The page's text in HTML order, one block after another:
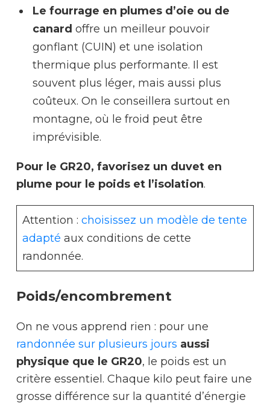
Le fourrage en plumes d’oie ou de
canard offre un meilleur pouvoir
gonflant (CUIN) et une isolation
thermique plus performante. Il est
souvent plus léger, mais aussi plus
coûteux. On le conseillera surtout en
montagne, où le froid peut être
imprévisible.
Pour le GR20, favorisez un duvet en
plume pour le poids et l’isolation.
Attention : choisissez un modèle de tente
adapté aux conditions de cette
randonnée.
Poids/encombrement
On ne vous apprend rien : pour une
randonnée sur plusieurs jours aussi
physique que le GR20, le poids est un
critère essentiel. Chaque kilo peut faire une
grosse différence sur la quantité d’énergie